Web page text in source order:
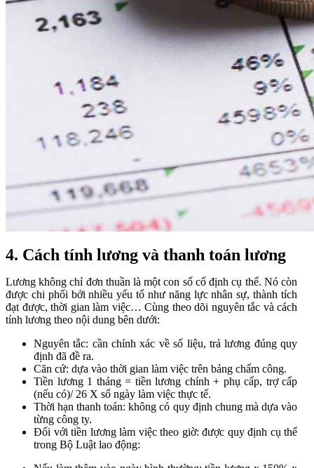
4. Cách tính lương và thanh toán lương
Lương không chỉ đơn thuần là một con số cố định cụ thể. Nó còn
được chi phối bởi nhiều yếu tố như năng lực nhân sự, thành tích
đạt được, thời gian làm việc… Cùng theo dõi nguyên tắc và cách
tính lương theo nội dung bên dưới:
Nguyên tắc: cần chính xác về số liệu, trả lương đúng quy
định đã đề ra.
Căn cứ: dựa vào thời gian làm việc trên bảng chấm công.
Tiền lương 1 tháng = tiền lương chính + phụ cấp, trợ cấp
(nếu có)/ 26 X số ngày làm việc thực tế.
Thời hạn thanh toán: không có quy định chung mà dựa vào
từng công ty.
Đối với tiền lương làm việc theo giờ: được quy định cụ thể
trong Bộ Luật lao động: